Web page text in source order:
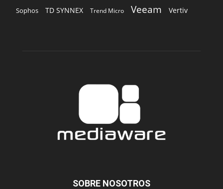
Sophos TD SYNNEX Trend Micro Veeam Vertiv
SOBRE NOSOTROS